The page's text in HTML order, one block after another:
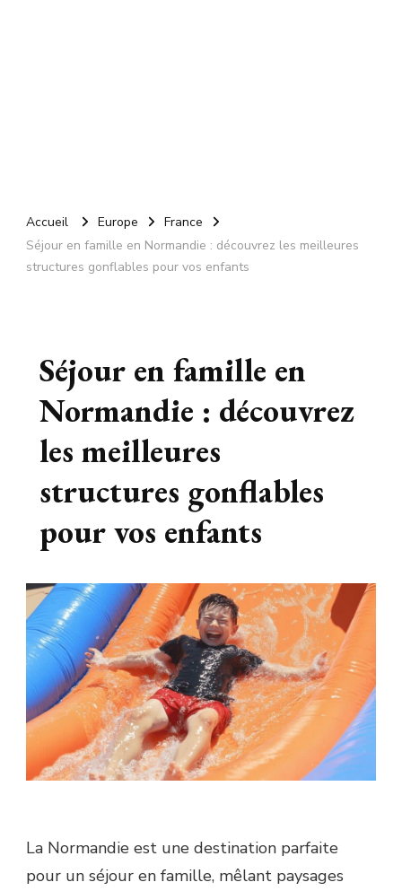
Accueil Europe
France
Séjour en famille en Normandie : découvrez les meilleures
structures gonflables pour vos enfants
Séjour en famille en
Normandie : découvrez
les meilleures
structures gonflables
pour vos enfants
La Normandie est une destination parfaite
pour un séjour en famille, mêlant paysages